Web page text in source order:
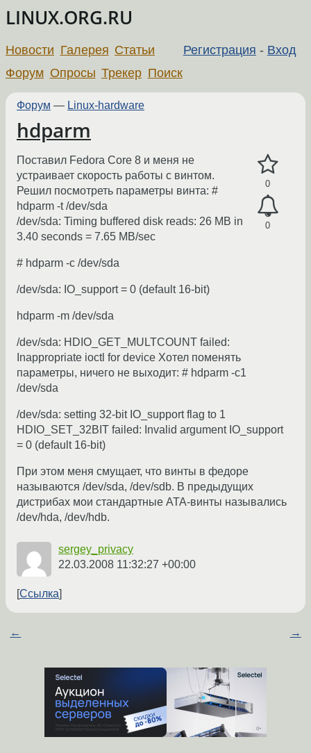
LINUX.ORG.RU
Регистрация - Вход
Новости Галерея Статьи
Форум Опросы Трекер Поиск
Форум — Linux-hardware
hdparm
0
0
Поставил Fedora Core 8 и меня не
устраивает скорость работы с винтом.
Решил посмотреть параметры винта: #
hdparm -t /dev/sda
/dev/sda: Timing buffered disk reads: 26 MB in
3.40 seconds = 7.65 MB/sec
# hdparm -c /dev/sda
/dev/sda: IO_support = 0 (default 16-bit)
hdparm -m /dev/sda
/dev/sda: HDIO_GET_MULTCOUNT failed:
Inappropriate ioctl for device Хотел поменять
параметры, ничего не выходит: # hdparm -c1
/dev/sda
/dev/sda: setting 32-bit IO_support flag to 1
HDIO_SET_32BIT failed: Invalid argument IO_support
= 0 (default 16-bit)
При этом меня смущает, что винты в федоре
называются /dev/sda, /dev/sdb. В предыдущих
дистрибах мои стандартные ATA-винты назывались
/dev/hda, /dev/hdb.
sergey_privacy
22.03.2008 11:32:27 +00:00
Ссылка
← →